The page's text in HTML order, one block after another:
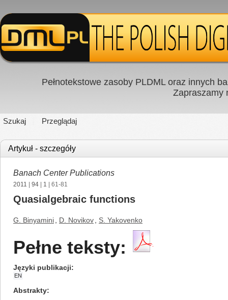
Pełnotekstowe zasoby PLDML oraz innych
Zapraszamy
Szukaj Przeglądaj
Artykuł - szczegóły
Banach Center Publications
2011 94 1 | 61-81
Quasialgebraic functions
G. Binyamini D. Novikov S. Yakovenko
Pełne teksty:
Języki publikacji
EN
Abstrakty